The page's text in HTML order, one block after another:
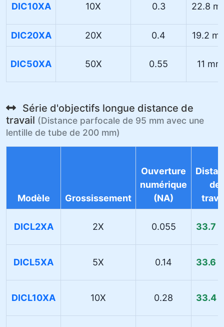
DIC10XA 10X 0.3 22.8
DIC20XA 20X 0.4 19.2
DIC50XA 50X 0.55 11 mm
Série d'objectifs longue distance de
travail (Distance parfocale de 95 mm avec une
lentille de tube de 200 mm)
Modèle Grossissement
Ouverture
numérique
(NA)
de
DICL2XA 2X 0.055 33.7
DICL5XA 5X 0.14 33.6
DICL10XA 10X 0.28 33.4